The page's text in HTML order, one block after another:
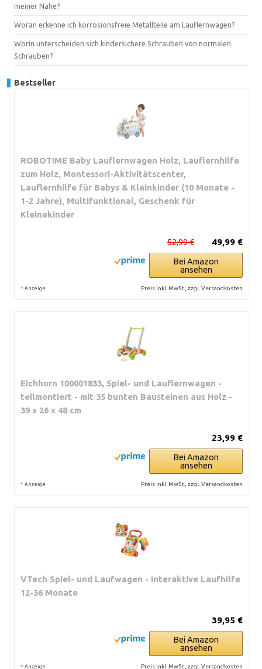
meiner Nähe?
Woran erkenne ich korrosionsfreie Metallteile am Lauflernwagen?
Worin unterscheiden sich kindersichere Schrauben von normalen
Schrauben?
Bestseller
ROBOTIME Baby Lauflernwagen Holz, Lauflernhilfe
zum Holz, Montessori-Aktivitätscenter,
Lauflernhilfe für Babys & Kleinkinder (10 Monate -
1-2 Jahre), Multifunktional, Geschenk für
Kleinekinder
49,99 €
52,99 €
Bei Amazon
ansehen
* Anzeige Preis inkl. MwSt., zzgl. Versandkosten
Eichhorn 100001833, Spiel- und Lauflernwagen -
teilmontiert - mit 35 bunten Bausteinen aus Holz -
39 x 26 x 48 cm
23,99 €
Bei Amazon
ansehen
* Anzeige Preis inkl. MwSt., zzgl. Versandkosten
VTech Spiel- und Laufwagen - Interaktive Laufhilfe
12-36 Monate
39,95 €
Bei Amazon
ansehen
* Anzeige Preis inkl. MwSt., zzgl. Versandkosten